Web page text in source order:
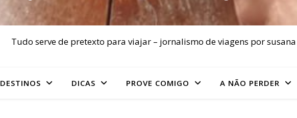
Tudo serve de pretexto para viajar – jornalismo de viagens por
DESTINOS DICAS PROVE COMIGO A NÃO PERDER